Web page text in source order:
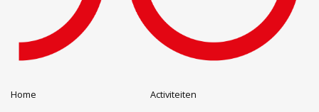
Home Activiteiten